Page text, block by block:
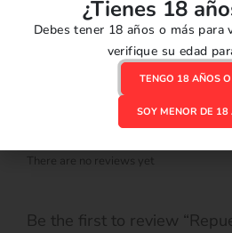
Reseñas
There are no reviews yet
Be the first to review
¿Tienes 18
Debes tener 18 años o más para
verifique su edad
TENGO 18 AÑOS
SOY MENOR DE 18